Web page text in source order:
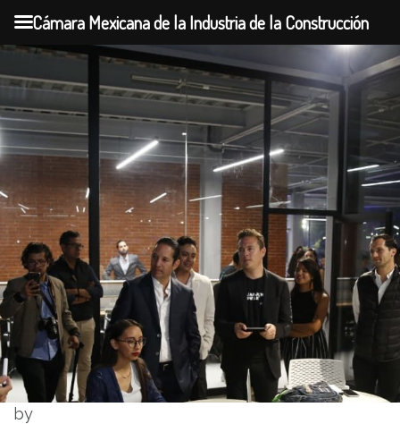
Skip
to
content
by
Cámara Mexicana de la Industria de la Construcción